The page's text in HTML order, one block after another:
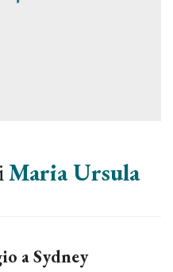
Maria Ursula
a Sydney